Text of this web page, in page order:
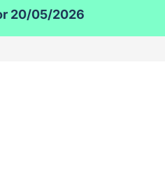
20/05/2026